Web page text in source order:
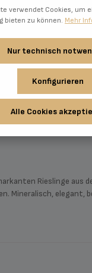
12.5 %vol
0 g/l (mild)
Rieslinge aus
Mineralisch, elegant,
verwendet Cookies, um
bieten zu können. Mehr
Nur technisch
Konfigurieren
Alle Cookies